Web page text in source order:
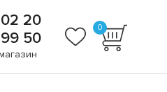
20
50
0